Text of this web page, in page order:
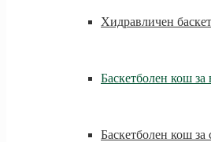
Хидравличен
Баскетболен кош за
Баскетболен кош